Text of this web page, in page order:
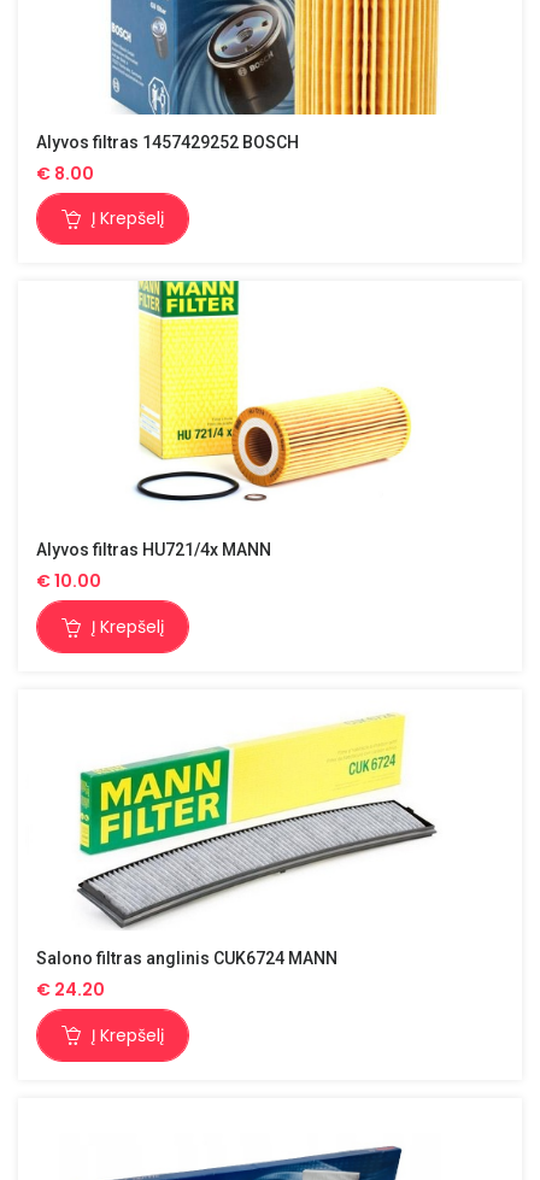
Alyvos filtras 1457429252 BOSCH
€ 8.00
Į Krepšelį
Alyvos filtras HU721/4x MANN
€10.00
Į Krepšelį
Salono filtras anglinis CUK6724 MANN
€ 24.20
Į Krepšelį